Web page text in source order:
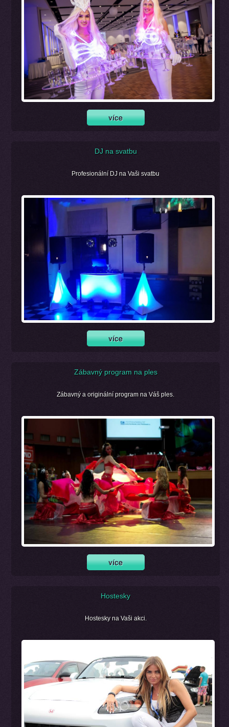
DJ na svatbu
Profesionální DJ na Vaši svatbu
Zábavný program na ples
Zábavný a originální program na Váš ples.
Hostesky
Hostesky na Vaši akci.